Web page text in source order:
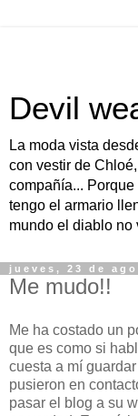
Devil
La moda vista
con vestir de
compañía...
tengo el armario
mundo el diablo no
jueves, 23 de
Me mudo!!
Me ha costado un
que es como si
cuesta a mí
pusieron en
pasar el blog a su